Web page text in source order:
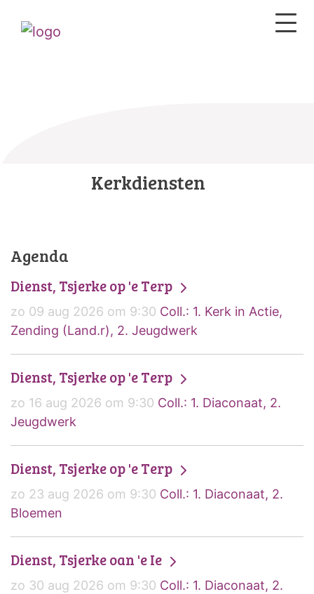
Kerkdiensten
Agenda
Dienst, Tsjerke op 'e Terp
zo 09 aug 2026 om 9:30 Coll.: 1. Kerk in Actie,
Zending (Land.r), 2. Jeugdwerk
Dienst, Tsjerke op 'e Terp
zo 16 aug 2026 om 9:30 Coll.: 1. Diaconaat, 2.
Jeugdwerk
Dienst, Tsjerke op 'e Terp
zo 23 aug 2026 om 9:30 Coll.: 1. Diaconaat, 2.
Bloemen
Dienst, Tsjerke oan 'e Ie
zo 30 aug 2026 om 9:30 Coll.: 1. Diaconaat, 2.